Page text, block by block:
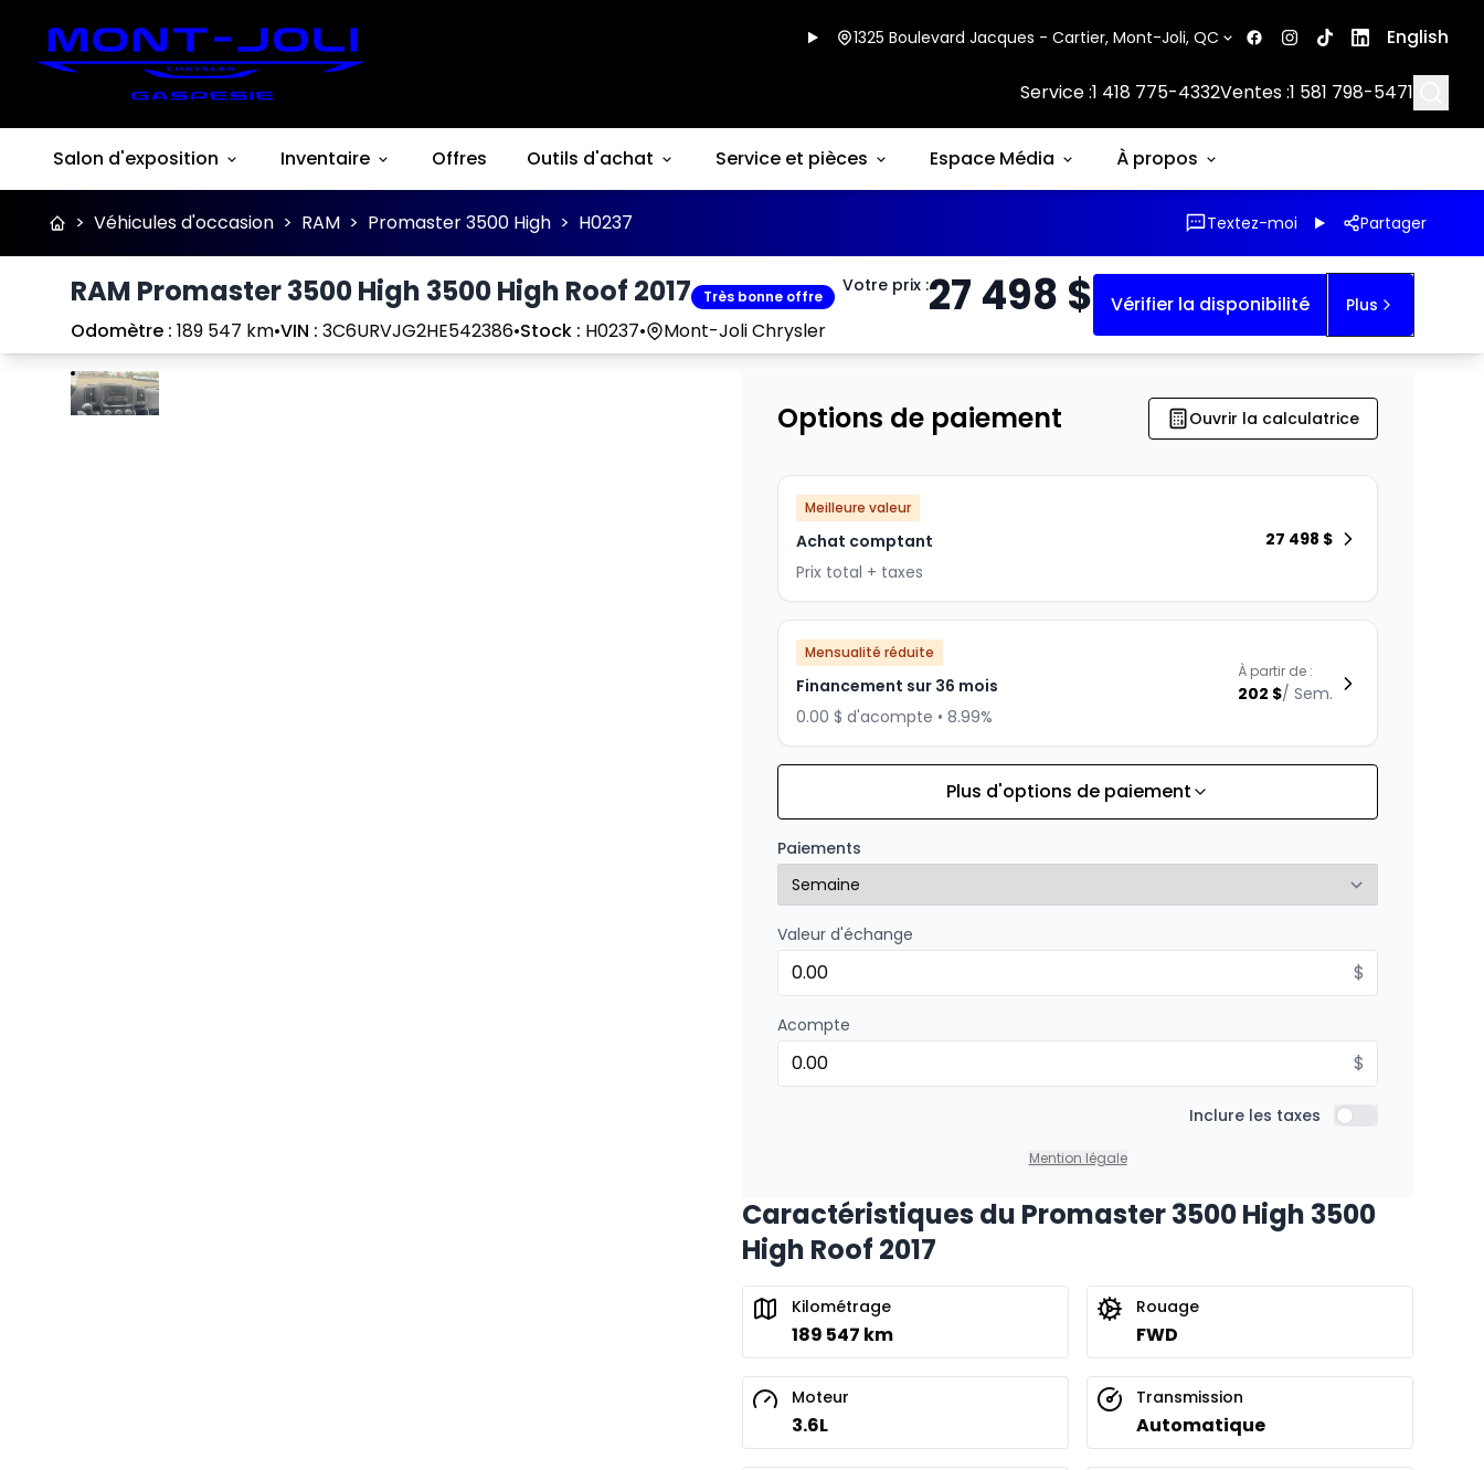
1325 Boulevard Jacques - Cartier, Mont-Joli, QC English
Service :1 418 775-4332Ventes :1 581 798-5471
Salon d'exposition Inventaire Offres Outils d'achat Service et pièces Espace Média À propos
> Véhicules d'occasion > RAM > Promaster 3500 High > H0237 Textez-moi Partager
RAM Promaster 3500 High 3500 High Roof 2017 Très bonne offre
Odomètre : 189 547 km•VIN : 3C6URVJG2HE542386•Stock : H0237• Mont-Joli Chrysler
Votre prix :27 498 $ Vérifier la disponibilité Plus
ArrêterPrécédent
Suivant
Options de paiement Ouvrir la calculatrice
Meilleure valeur
Achat comptant
Prix total + taxes
27 498 $
Mensualité réduite
Financement sur 36 mois
0.00 $ d'acompte • 8.99%
À partir de :
202 $/ Sem.
Financement sur 24 mois
0.00 $ d'acompte • 8.99%
À partir de :
Plus d'options de paiement
Paiements
Valeur d'échange
$
Acompte
$
Inclure les taxes Inclure les taxes
Mention légale
Caractéristiques du Promaster 3500 High 3500
High Roof 2017
Kilométrage
189 547 km
Rouage
FWD
Moteur
3.6L
Transmission
Automatique